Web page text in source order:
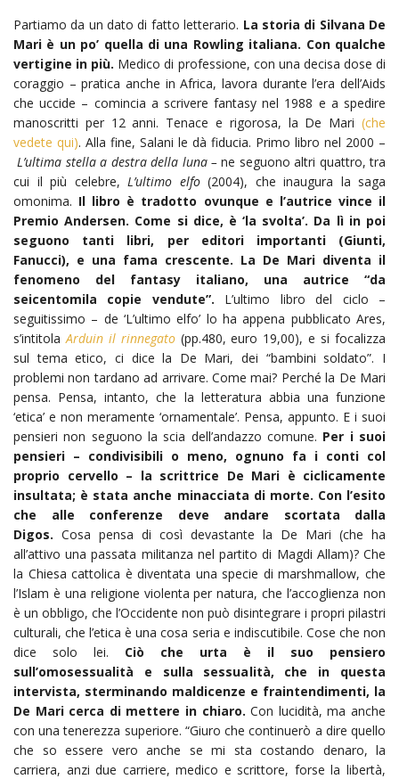
Partiamo da un dato di fatto letterario. La storia di Silvana De
Mari è un po’ quella di una Rowling italiana. Con qualche
vertigine in più. Medico di professione, con una decisa dose di
coraggio – pratica anche in Africa, lavora durante l’era dell’Aids
che uccide – comincia a scrivere fantasy nel 1988 e a spedire
manoscritti per 12 anni. Tenace e rigorosa, la De Mari (che
vedete qui). Alla fine, Salani le dà fiducia. Primo libro nel 2000 –
L’ultima stella a destra della luna –ne seguono altri quattro, tra
cui il più celebre, L’ultimo elfo (2004), che inaugura la saga
omonima. Il libro è tradotto ovunque e l’autrice vince il
Premio Andersen. Come si dice, è ‘la svolta’. Da lì in poi
seguono tanti libri, per editori importanti (Giunti,
Fanucci), e una fama crescente. La De Mari diventa il
fenomeno del fantasy italiano, una autrice “da
seicentomila copie vendute”. L’ultimo libro del ciclo –
seguitissimo – de ‘L’ultimo elfo’ lo ha appena pubblicato Ares,
s’intitolaArduin il rinnegato (pp.480, euro 19,00), e si focalizza
sul tema etico, ci dice la De Mari, dei “bambini soldato”. I
problemi non tardano ad arrivare. Come mai? Perché la De Mari
pensa. Pensa, intanto, che la letteratura abbia una funzione
‘etica’ e non meramente ‘ornamentale’. Pensa, appunto. E i suoi
pensieri non seguono la scia dell’andazzo comune. Per i suoi
pensieri – condivisibili o meno, ognuno fa i conti col
proprio cervello – la scrittrice De Mari è ciclicamente
insultata; è stata anche minacciata di morte. Con l’esito
che alle conferenze deve andare scortata dalla
Digos. Cosa pensa di così devastante la De Mari (che ha
all’attivo una passata militanza nel partito di Magdi Allam)? Che
la Chiesa cattolica è diventata una specie di marshmallow, che
l’Islam è una religione violenta per natura, che l’accoglienza non
è un obbligo, che l’Occidente non può disintegrare i propri pilastri
culturali, che l’etica è una cosa seria e indiscutibile. Cose che non
dice solo lei. Ciò che urta è il suo pensiero
sull’omosessualità e sulla sessualità, che in questa
intervista, sterminando maldicenze e fraintendimenti, la
De Mari cerca di mettere in chiaro. Con lucidità, ma anche
con una tenerezza superiore. “Giuro che continuerò a dire quello
che so essere vero anche se mi sta costando denaro, la
carriera, anzi due carriere, medico e scrittore, forse la libertà,